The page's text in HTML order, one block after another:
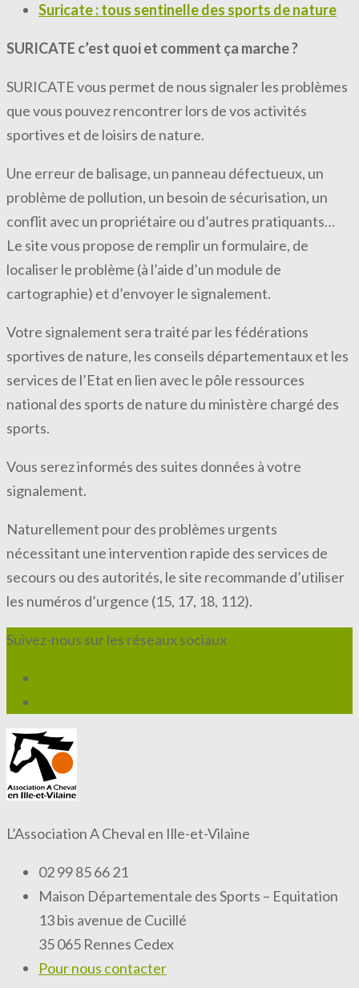
Suricate : tous sentinelle des sports de nature
SURICATE c’est quoi et comment ça marche ?
SURICATE vous permet de nous signaler les problèmes
que vous pouvez rencontrer lors de vos activités
sportives et de loisirs de nature.
Une erreur de balisage, un panneau défectueux, un
problème de pollution, un besoin de sécurisation, un
conflit avec un propriétaire ou d’autres pratiquants…
Le site vous propose de remplir un formulaire, de
localiser le problème (à l’aide d’un module de
cartographie) et d’envoyer le signalement.
Votre signalement sera traité par les fédérations
sportives de nature, les conseils départementaux et les
services de l’Etat en lien avec le pôle ressources
national des sports de nature du ministère chargé des
sports.
Vous serez informés des suites données à votre
signalement.
Naturellement pour des problèmes urgents
nécessitant une intervention rapide des services de
secours ou des autorités, le site recommande d’utiliser
les numéros d’urgence (15, 17, 18, 112).
Suivez-nous sur les réseaux sociaux
L’Association A Cheval en Ille-et-Vilaine
02 99 85 66 21
Maison Départementale des Sports – Equitation
13 bis avenue de Cucillé
35 065 Rennes Cedex
Pour nous contacter